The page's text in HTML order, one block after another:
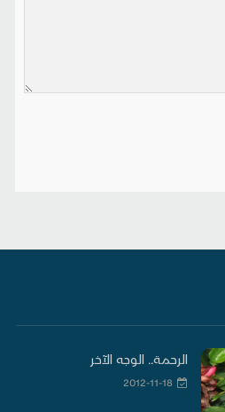
الرحمة.. الوجه الآخر
2012-11-18